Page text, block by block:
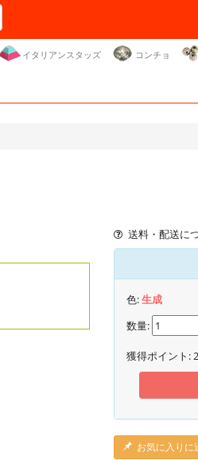
イタリアンスタッズ コンチョ
送料・配送に
色:生成
数量:
獲得ポイント:2
お気に入りに